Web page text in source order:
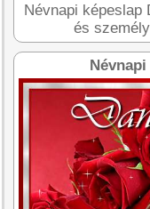
Névnapi képeslap
és